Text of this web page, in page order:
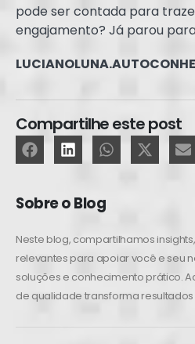
pode ser contada para
engajamento? Já parou
Compartilhe este post
Sobre o Blog
Neste blog, compartilhamos
relevantes para apoiar você e seu
soluções e conhecimento prático.
de qualidade transforma resultados